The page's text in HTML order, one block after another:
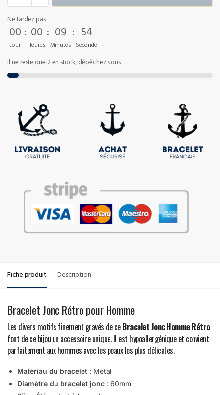
Ne tardez pas
00
Jour
: 00
Heures
: 09
Minutes
: 53
Seconde
Il ne reste que 2 en stock, dépêchez vous
Fiche produit Description
Bracelet Jonc Rétro pour Homme
Les divers motifs finement gravés de ceBracelet Jonc Homme Rétro
font de ce bijou un accessoire unique. Il est hypoallergénique et convient
parfaitement aux hommes avec les peaux les plus délicates.
Matériau du bracelet : Métal
Diamètre du bracelet jonc : 60mm